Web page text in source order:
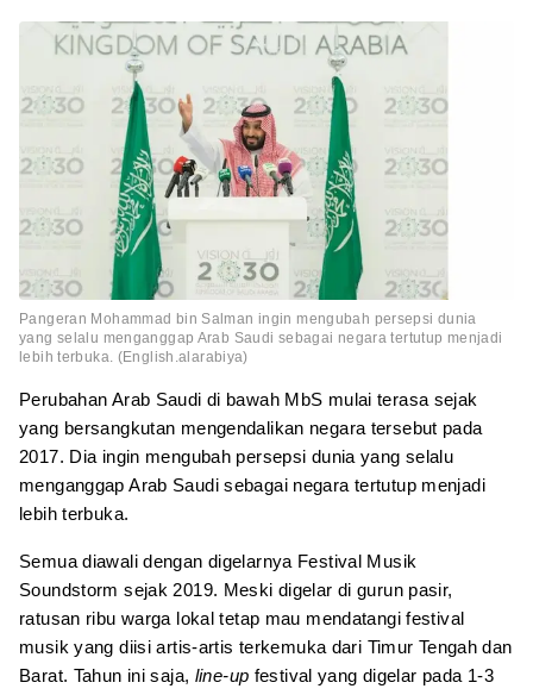
Pangeran Mohammad bin Salman ingin mengubah persepsi dunia
yang selalu menganggap Arab Saudi sebagai negara tertutup menjadi
lebih terbuka. (English.alarabiya)
Perubahan Arab Saudi di bawah MbS mulai terasa sejak
yang bersangkutan mengendalikan negara tersebut pada
2017. Dia ingin mengubah persepsi dunia yang selalu
menganggap Arab Saudi sebagai negara tertutup menjadi
lebih terbuka.
Semua diawali dengan digelarnya Festival Musik
Soundstorm sejak 2019. Meski digelar di gurun pasir,
ratusan ribu warga lokal tetap mau mendatangi festival
musik yang diisi artis-artis terkemuka dari Timur Tengah dan
Barat. Tahun ini saja, line-up festival yang digelar pada 1-3